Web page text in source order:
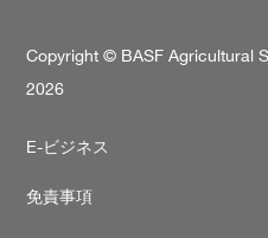
Copyright © BASF Agricultural
2026
Secondary
E-ビジネス
免責事項